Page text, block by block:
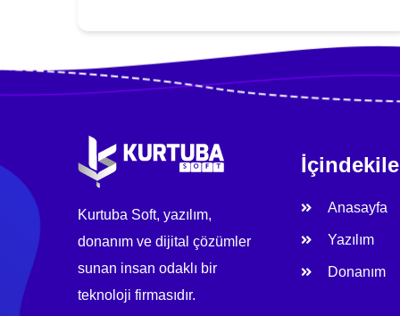
Kurtuba Soft, yazılım,
donanım ve dijital çözümler
sunan insan odaklı bir
teknoloji firmasıdır.
Anasayfa
Yazılım
Donanım